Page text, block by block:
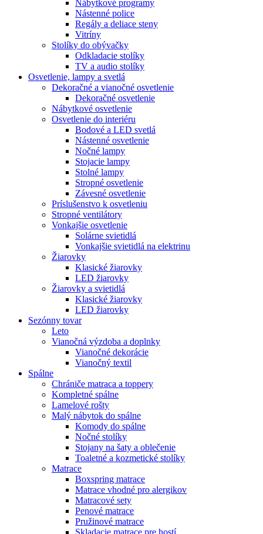
Nábytkové programy
Nástenné police
Regály a deliace steny
Vitríny
Stolíky do obývačky
Odkladacie stolíky
TV a audio stolíky
Osvetlenie, lampy a svetlá
Dekoračné a vianočné osvetlenie
Dekoračné osvetlenie
Nábytkové osvetlenie
Osvetlenie do interiéru
Bodové a LED svetlá
Nástenné osvetlenie
Nočné lampy
Stojacie lampy
Stolné lampy
Stropné osvetlenie
Závesné osvetlenie
Príslušenstvo k osvetleniu
Stropné ventilátory
Vonkajšie osvetlenie
Solárne svietidlá
Vonkajšie svietidlá na elektrinu
Žiarovky
Klasické žiarovky
LED žiarovky
Žiarovky a svietidlá
Klasické žiarovky
LED žiarovky
Sezónny tovar
Leto
Vianočná výzdoba a doplnky
Vianočné dekorácie
Vianočný textil
Spálne
Chrániče matraca a toppery
Kompletné spálne
Lamelové rošty
Malý nábytok do spálne
Komody do spálne
Nočné stolíky
Stojany na šaty a oblečenie
Toaletné a kozmetické stolíky
Matrace
Boxspring matrace
Matrace vhodné pro alergikov
Matracové sety
Penové matrace
Pružinové matrace
Skladacie matrace pre hostí